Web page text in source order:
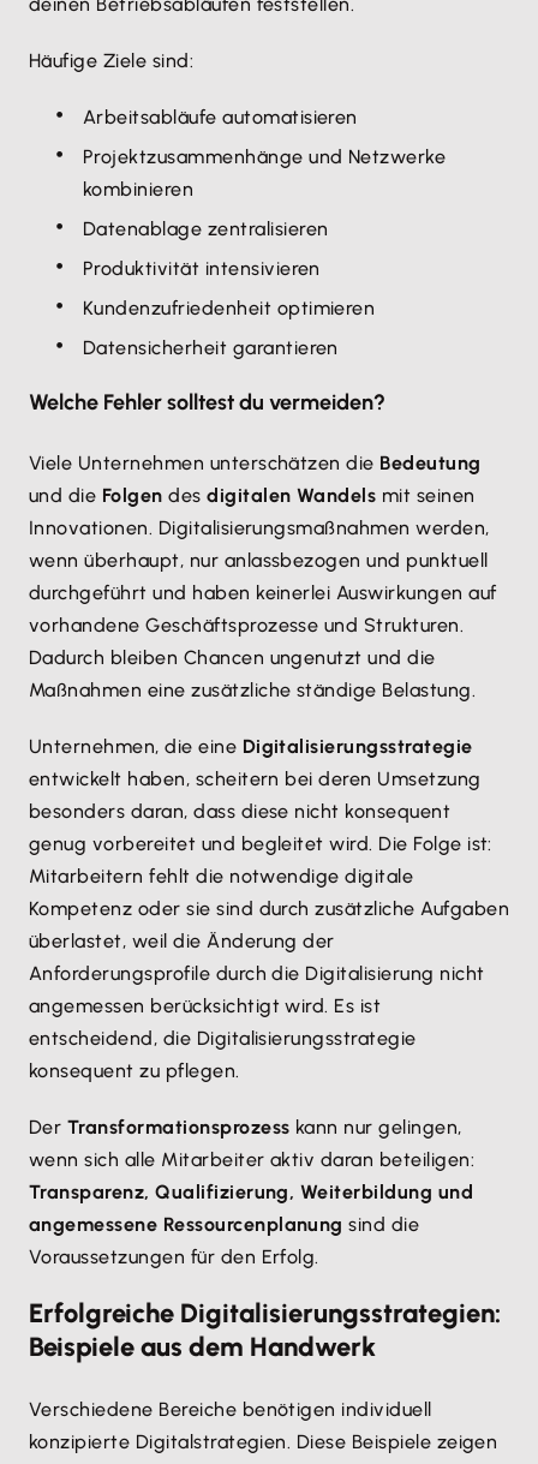
Häufige Ziele sind:
Arbeitsabläufe automatisieren
Projektzusammenhänge und Netzwerke
kombinieren
Datenablage zentralisieren
Produktivität intensivieren
Kundenzufriedenheit optimieren
Datensicherheit garantieren
Welche Fehler solltest du vermeiden?
Viele Unternehmen unterschätzen die Bedeutung
und die Folgendesdigitalen Wandels mit seinen
Innovationen. Digitalisierungsmaßnahmen werden,
wenn überhaupt, nur anlassbezogen und punktuell
durchgeführt und haben keinerlei Auswirkungen auf
vorhandene Geschäftsprozesse und Strukturen.
Dadurch bleiben Chancen ungenutzt und die
Maßnahmen eine zusätzliche ständige Belastung.
Unternehmen, die eine Digitalisierungsstrategie
entwickelt haben, scheitern bei deren Umsetzung
besonders daran, dass diese nicht konsequent
genug vorbereitet und begleitet wird. Die Folge ist:
Mitarbeitern fehlt die notwendige digitale
Kompetenz oder sie sind durch zusätzliche Aufgaben
überlastet, weil die Änderung der
Anforderungsprofile durch die Digitalisierung nicht
angemessen berücksichtigt wird. Es ist
entscheidend, die Digitalisierungsstrategie
konsequent zu pflegen.
Der Transformationsprozess kann nur gelingen,
wenn sich alle Mitarbeiter aktiv daran beteiligen:
Transparenz, Qualifizierung, Weiterbildung und
angemessene Ressourcenplanungsind die
Voraussetzungen für den Erfolg.
Erfolgreiche Digitalisierungsstrategien:
Beispiele aus dem Handwerk
Verschiedene Bereiche benötigen individuell
konzipierte Digitalstrategien. Diese Beispiele zeigen